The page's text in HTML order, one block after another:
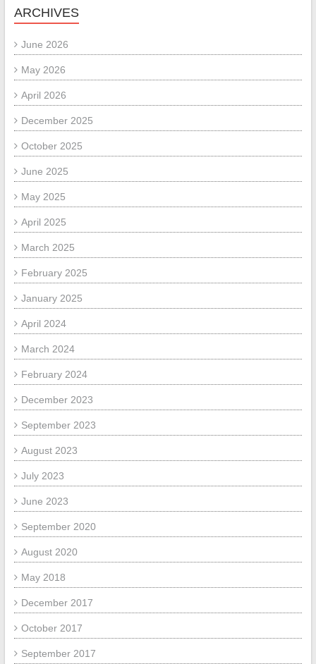
ARCHIVES
June 2026
May 2026
April 2026
December 2025
October 2025
June 2025
May 2025
April 2025
March 2025
February 2025
January 2025
April 2024
March 2024
February 2024
December 2023
September 2023
August 2023
July 2023
June 2023
September 2020
August 2020
May 2018
December 2017
October 2017
September 2017